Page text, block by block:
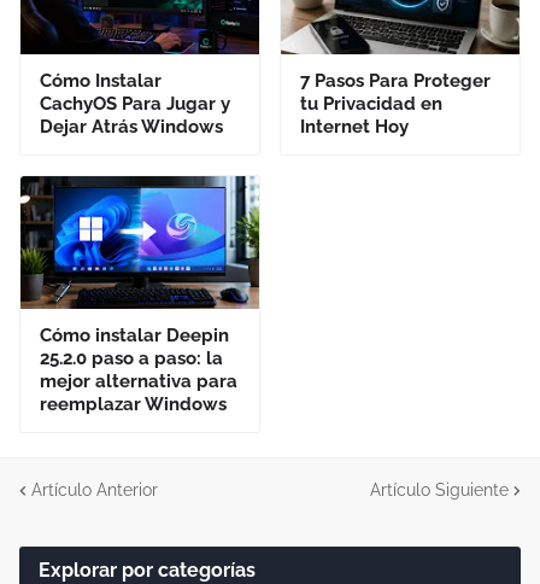
Cómo Instalar
CachyOS Para Jugar y
Dejar Atrás Windows
7 Pasos Para Proteger
tu Privacidad en
Internet Hoy
Cómo instalar Deepin
25.2.0 paso a paso: la
mejor alternativa para
reemplazar Windows
Artículo Anterior Artículo Siguiente
Explorar por categorías